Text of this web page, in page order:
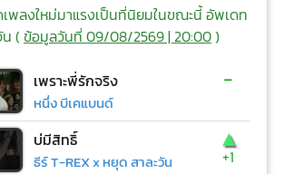
พลงใหม่มาแรงเป็นที่นิยมในขณะนี้ อัพเดท
(ข้อมูลวันที่ 09/08/2569 | 20:00)
เพราะพี่รักจริง
หนึ่ง บีเคแบนด์
-
บ่มีสิทธิ์
ธีร์ T-REX x หยุด สาละวัน
▲
+1